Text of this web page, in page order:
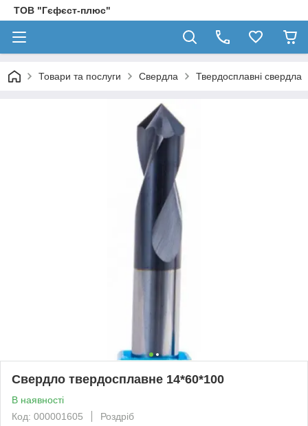
ТОВ "Гєфєст-плюс"
Товари та послуги Свердла Твердосплавні свердла
Свердло твердосплавне 14*60*100
В наявності
Код: 000001605
Роздріб